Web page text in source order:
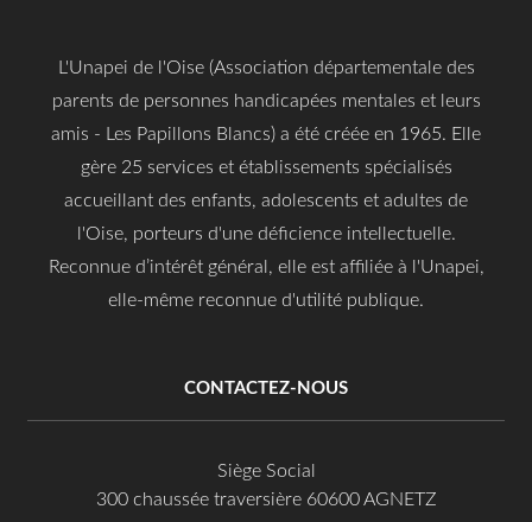
L'Unapei de l'Oise (Association départementale des
parents de personnes handicapées mentales et leurs
amis - Les Papillons Blancs) a été créée en 1965. Elle
gère 25 services et établissements spécialisés
accueillant des enfants, adolescents et adultes de
l'Oise, porteurs d'une déficience intellectuelle.
Reconnue d’intérêt général, elle est affiliée à l'Unapei,
elle-même reconnue d'utilité publique.
CONTACTEZ-NOUS
Siège Social
300 chaussée traversière 60600 AGNETZ